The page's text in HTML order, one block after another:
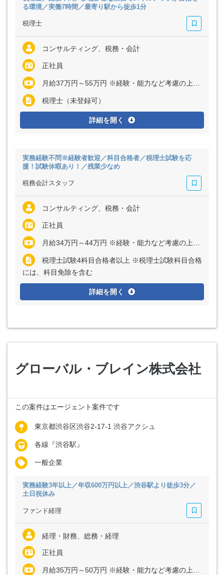
る環境／実働7時間／最寄り駅から徒歩1分
税理士
コンサルティング、税務・会計
正社員
月給37万円～55万円 ※経験・能力など考慮の上、決定いたします
税理士（未登録可）
詳細を開く
実務経験不問※経験者歓迎／科目合格者／税理士試験を応
援！試験休暇あり！／残業少なめ
税務会計スタッフ
コンサルティング、税務・会計
正社員
月給34万円～44万円 ※経験・能力など考慮の上、決定いたします
税理士試験4科目合格者以上 ※税理士試験科目合格
には、科目免除を含む
詳細を開く
グローバル・ブレイン株式会社
この案件はエージェント案件です
東京都渋谷区渋谷2-17-1 渋谷アクシュ
各線『渋谷駅』
一般企業
実務経験3年以上／年収600万円以上／渋谷駅より徒歩3分／
土日祝休み
ファンド経理
経理・財務、総務・経理
正社員
月給35万円～50万円 ※経験・能力など考慮の上、決定いたします